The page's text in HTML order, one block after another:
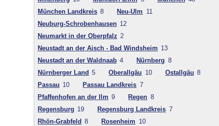
München Landkreis 8 Neu-Ulm 11
Neuburg-Schrobenhausen 12
Neumarkt in der Oberpfalz 2
Neustadt an der Aisch - Bad Windsheim 13
Neustadt an der Waldnaab 4 Nürnberg 8
Nürnberger Land 5 Oberallgäu 10 Ostallgäu 8
Passau 10 Passau Landkreis 7
Pfaffenhofen an der Ilm 9 Regen 8
Regensburg 19 Regensburg Landkreis 7
Rhön-Grabfeld 8 Rosenheim 10